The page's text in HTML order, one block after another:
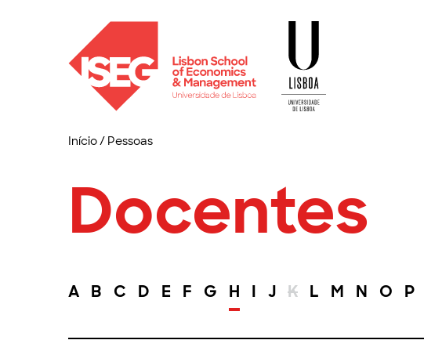
Início/ Pessoas
Docentes
A B C D E F G H I J K L M N O P